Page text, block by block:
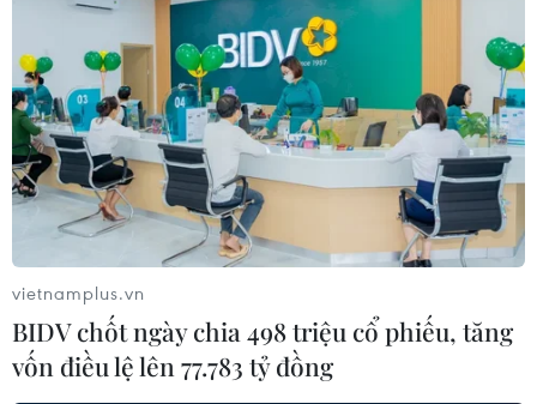
11/12/2019 10:08
Giá dầu Brent kỳ hạn giảm 45 xu Mỹ, hay 0,7%, xuống
63,89 USD/thùng trong khi giá dầu West Texas
Intermediate của Mỹ giảm 36 xu, hay 0,6%, xuống
58,88 USD/thùng.
vietnamplus.vn
BIDV chốt ngày chia 498 triệu cổ phiếu, tăng
vốn điều lệ lên 77.783 tỷ đồng